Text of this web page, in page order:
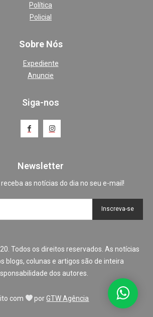
Política
Policial
Sobre Nós
Expediente
Anuncie
Siga-nos
Newsletter
receba as notícias do dia no seu e-mail!
Inscreva-se
Todos os direitos reservados. As notícias
blogs, colunas e artigos são de inteira
dos autores.
com porGTW Agência